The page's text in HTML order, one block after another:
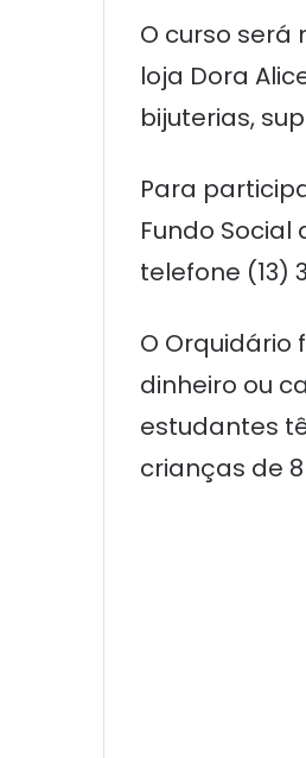
O curso será
loja Dora
bijuterias,
Para
Fundo
telefone (13)
O Orquidário
dinheiro ou
estudantes
crianças de 8